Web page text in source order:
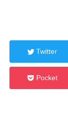
Twitter
Pocket